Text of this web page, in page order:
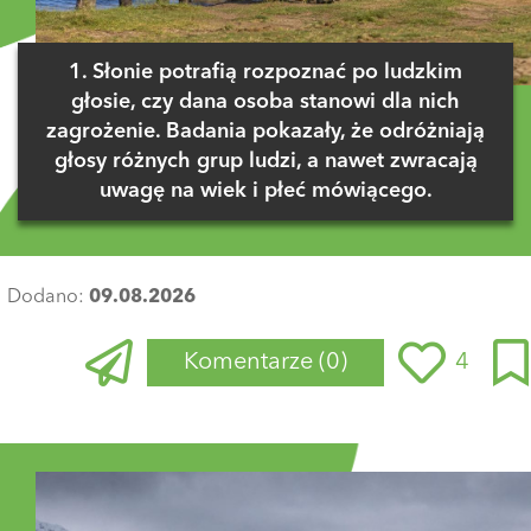
1. Słonie potrafią rozpoznać po ludzkim
głosie, czy dana osoba stanowi dla nich
zagrożenie. Badania pokazały, że odróżniają
głosy różnych grup ludzi, a nawet zwracają
uwagę na wiek i płeć mówiącego.
Dodano: 09.08.2026
Komentarze (0) 4